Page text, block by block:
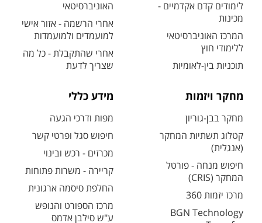
לימודים קדם אקדמיים -
מכינות
המרכז האוניברסיטאי
ללימודי חוץ
תוכניות בין-לאומיות
האוניברסיטאי
אחרי הרשמה - אזור אישי
למועמדים ולמועמדות
אחרי שהתקבלת - כל מה
שצריך לדעת
מחקר ויזמות
מחקר בבן-גוריון
קטלוג תשתיות המחקר
(אנגלית)
חיפוש מנחה - פורטל
המחקר (CRIS)
מרכז יזמות 360
BGN Technology
מידע כללי
מפות ודרכי הגעה
חיפוש סגל ופרטי קשר
מכרזים - רכש ובינוי
קריירה - משרות פתוחות
החלפת סיסמה ארגונית
מרכז הספורט והנופש
ע"ש סילבן אדמס